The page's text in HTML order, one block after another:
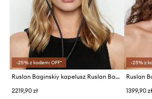
-25% z kodem: OFF*
Ruslan Baginskiy kapelusz Ruslan Baginskiy Cowboy Hat with Leather Trim
2219,90 zł
-25% z
Ruslan
1399,90 zł